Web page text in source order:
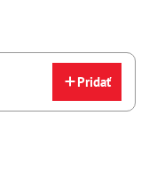
Pridať